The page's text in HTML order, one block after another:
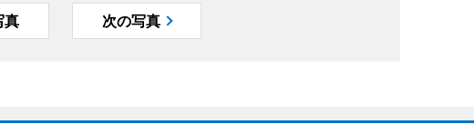
真 次の写真